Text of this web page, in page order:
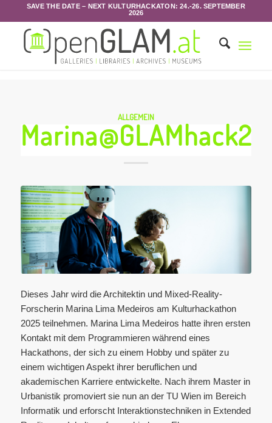
SAVE THE DATE – NEXT KULTURHACKATON: 24.-26. SEPTEMBER
2026
ALLGEMEIN
Marina@GLAMhack25
Dieses Jahr wird die Architektin und Mixed-Reality-
Forscherin Marina Lima Medeiros am Kulturhackathon
2025 teilnehmen. Marina Lima Medeiros hatte ihren ersten
Kontakt mit dem Programmieren während eines
Hackathons, der sich zu einem Hobby und später zu
einem wichtigen Aspekt ihrer beruflichen und
akademischen Karriere entwickelte. Nach ihrem Master in
Urbanistik promoviert sie nun an der TU Wien im Bereich
Informatik und erforscht Interaktionstechniken in Extended